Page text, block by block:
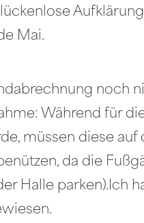
Mai.
noch
Während für
müssen diese
da die
Halle parken).Ich